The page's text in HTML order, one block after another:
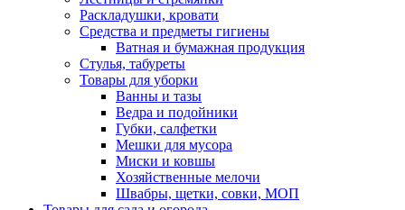
Раскладушки, кровати
Средства и предметы гигиены
Ватная и бумажная продукция
Стулья, табуреты
Товары для уборки
Ванны и тазы
Ведра и подойники
Губки, салфетки
Мешки для мусора
Миски и ковшы
Хозяйственные мелочи
Швабры, щетки, совки, МОП